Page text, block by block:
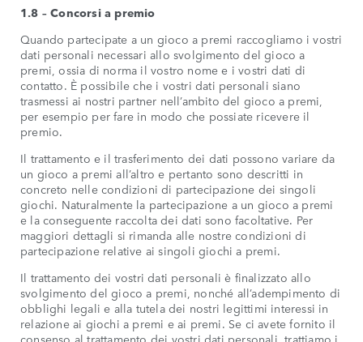
1.8 – Concorsi a premio
Quando partecipate a un gioco a premi raccogliamo i vostri
dati personali necessari allo svolgimento del gioco a
premi, ossia di norma il vostro nome e i vostri dati di
contatto. È possibile che i vostri dati personali siano
trasmessi ai nostri partner nell’ambito del gioco a premi,
per esempio per fare in modo che possiate ricevere il
premio.
Il trattamento e il trasferimento dei dati possono variare da
un gioco a premi all’altro e pertanto sono descritti in
concreto nelle condizioni di partecipazione dei singoli
giochi. Naturalmente la partecipazione a un gioco a premi
e la conseguente raccolta dei dati sono facoltative. Per
maggiori dettagli si rimanda alle nostre condizioni di
partecipazione relative ai singoli giochi a premi.
Il trattamento dei vostri dati personali è finalizzato allo
svolgimento del gioco a premi, nonché all’adempimento di
obblighi legali e alla tutela dei nostri legittimi interessi in
relazione ai giochi a premi e ai premi. Se ci avete fornito il
consenso al trattamento dei vostri dati personali, trattiamo i